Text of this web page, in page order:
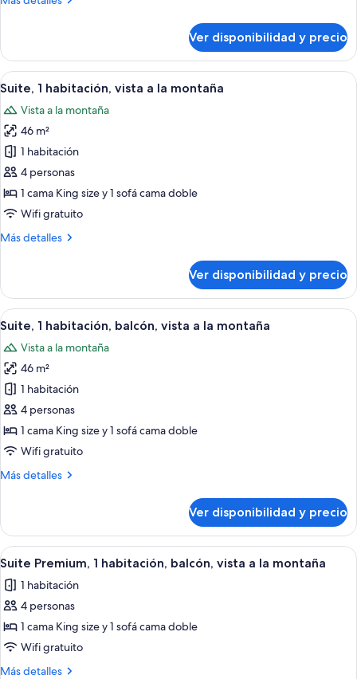
camas
vista
a
la
montaña
Deluxe,
camas
size,
vista
la
montaña
Ver disponibilidad y precio
Ver
todas
las
fotos
de
Suite,
1
habitación,
a
Habitación de hotel con un televisor
5
Suite, 1 habitación, vista a la montaña
Vista a la montaña
46 m²
1 habitación
4 personas
1 cama King size y 1 sofá cama doble
Wifi gratuito
Más detalles
Más
1
habitación,
vista
la
montaña
Ver disponibilidad y precio
Ver
todas
las
fotos
de
Suite,
1
habitación,
balcón,
vista
montaña
Una habitación de hotel con una
7
Suite, 1 habitación, balcón, vista a la montaña
Vista a la montaña
46 m²
1 habitación
4 personas
1 cama King size y 1 sofá cama doble
Wifi gratuito
Más detalles
Más
1
habitación,
balcón,
la
Ver disponibilidad y precio
Ver
todas
las
fotos
de
Suite
Premium,
Habitación de hotel con una cama
5
Suite Premium, 1 habitación, balcón, vista a la montaña
1 habitación
4 personas
1 cama King size y 1 sofá cama doble
Wifi gratuito
Más detalles
Más